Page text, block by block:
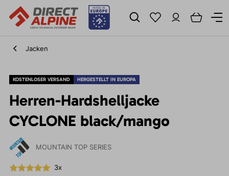
Jacken
KOSTENLOSER VERSAND HERGESTELLT IN EUROPA
Herren-Hardshelljacke
CYCLONE black/mango
MOUNTAIN TOP SERIES
3x